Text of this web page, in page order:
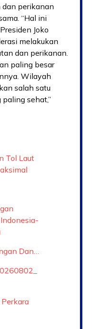
perikanan
“Hal ini
Joko
melakukan
dan perikanan.
paling besar
Wilayah
salah satu
sehat,”
Dan…